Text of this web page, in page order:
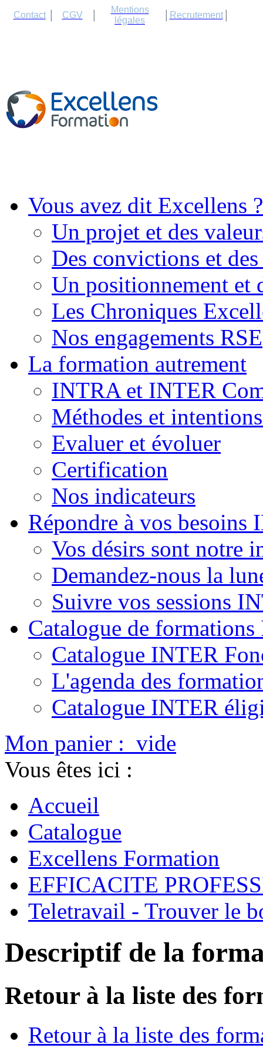
Contact CGV
Mentions
légales
Recrutement
Vous avez dit Excellens ?
Un projet et des
Des convictions et des
Un positionnement et
Les Chroniques
Nos engagements RSE
La formation autrement
INTRA et INTER
Méthodes et
Evaluer et évoluer
Certification
Nos indicateurs
Répondre à vos besoins
Vos désirs sont notre
Demandez-nous la
Suivre vos sessions
Catalogue de
Catalogue INTER
L'agenda des
Catalogue INTER
Mon panier : vide
Vous êtes ici :
Accueil
Catalogue
Excellens Formation
EFFICACITE
Teletravail - Trouver le
Descriptif de la
Retour à la liste des
Retour à la liste des